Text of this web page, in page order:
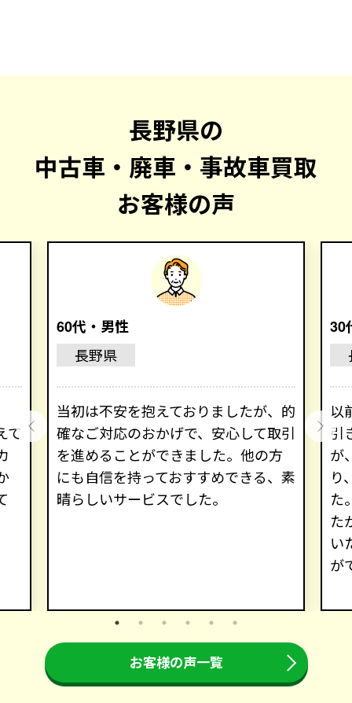
長野県の
中古車・廃車・事故車買取
お客様の声
て
60代・男性
長野県
当初は不安を抱えておりましたが、的
確なご対応のおかげで、安心して取引
を進めることができました。他の方
にも自信を持っておすすめできる、素
晴らしいサービスでした。
30
以
引
が
り
た
た
い
が
お客様の声一覧